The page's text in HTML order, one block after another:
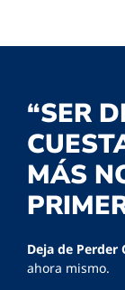
“SER
MÁS
Deja de Perder
ahora mismo.